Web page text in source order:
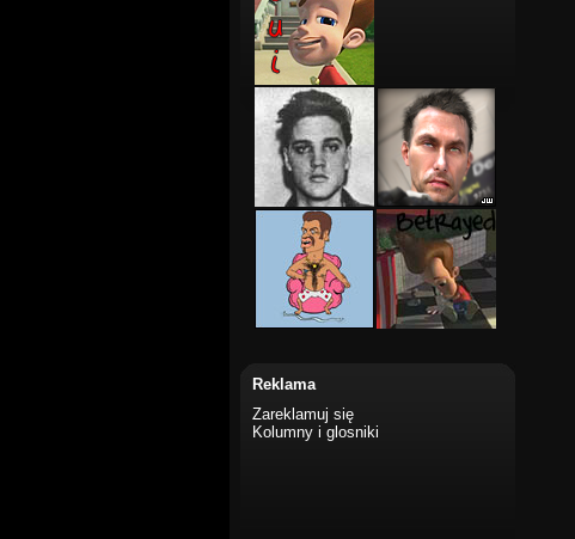
Reklama
Zareklamuj się
Kolumny i glosniki